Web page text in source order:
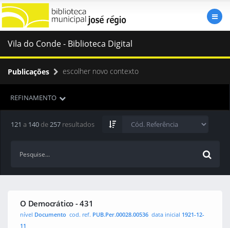
Vila do Conde - Biblioteca Digital
Publicações escolher novo contexto
REFINAMENTO
121 a 140 de257 resultados
O Democrático - 431
nível Documento cod. ref. PUB.Per.00028.00536 data inicial 1921-12-
11